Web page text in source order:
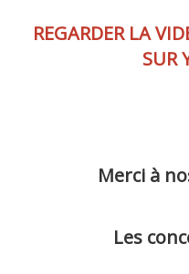
REGARDER LA
SUR
Merci à
Les